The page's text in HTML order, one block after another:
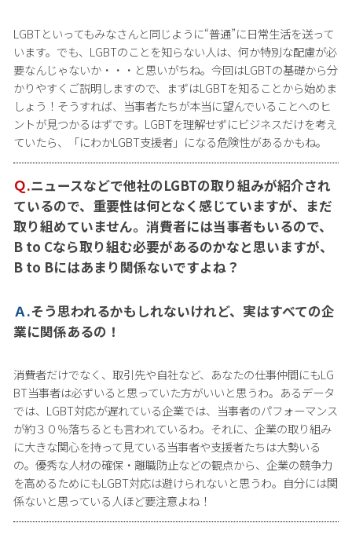
LGBTといってもみなさんと同じように“普通”に日常生活を送って
います。でも、LGBTのことを知らない人は、何か特別な配慮が必
要なんじゃないか・・・と思いがちね。今回はLGBTの基礎から分
かりやすくご説明しますので、まずはLGBTを知ることから始めま
しょう！そうすれば、当事者たちが本当に望んでいることへのヒ
ントが見つかるはずです。LGBTを理解せずにビジネスだけを考え
ていたら、「にわかLGBT支援者」になる危険性があるかもね。
Ｑ.ニュースなどで他社のLGBTの取り組みが紹介され
ているので、重要性は何となく感じていますが、まだ
取り組めていません。消費者には当事者もいるので、
B to Cなら取り組む必要があるのかなと思いますが、
B to Bにはあまり関係ないですよね？
Ａ.そう思われるかもしれないけれど、実はすべての企
業に関係あるの！
消費者だけでなく、取引先や自社など、あなたの仕事仲間にもLG
BT当事者は必ずいると思っていた方がいいと思うわ。あるデータ
では、LGBT対応が遅れている企業では、当事者のパフォーマンス
が約３０％落ちるとも言われているわ。それに、企業の取り組み
に大きな関心を持って見ている当事者や支援者たちは大勢いる
の。優秀な人材の確保・離職防止などの観点から、企業の競争力
を高めるためにもLGBT対応は避けられないと思うわ。自分には関
係ないと思っている人ほど要注意よね！